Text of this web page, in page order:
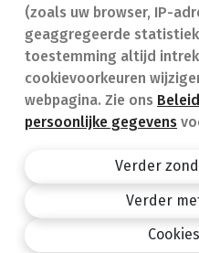
(zoals uw browser, IP-
geaggregeerde
toestemming altijd
cookievoorkeuren
webpagina. Zie ons
persoonlijke gegevens
Verder
Verder
Geneesmiddelen
Apotheek.be
Algemene
design